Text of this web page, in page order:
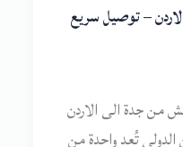
– توصيل سريع
من جدة الى الاردن
تُعد واحدة من